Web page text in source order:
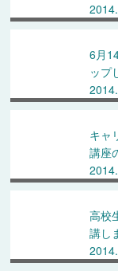
6月
ップ
キャ
講座
高校
講し